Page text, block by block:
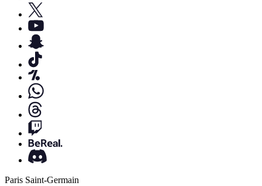
Paris Saint-Germain